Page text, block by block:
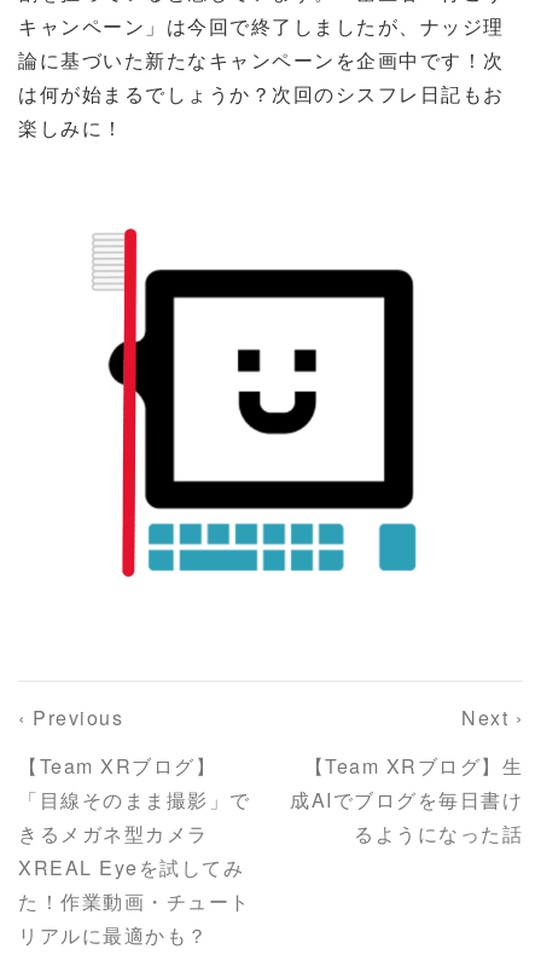
キャンペーン」は今回で終了しましたが、ナッジ理
論に基づいた新たなキャンペーンを企画中です！次
は何が始まるでしょうか？次回のシスフレ日記もお
楽しみに！
‹ Previous
【Team XRブログ】
「目線そのまま撮影」で
きるメガネ型カメラ
XREAL Eyeを試してみ
た！作業動画・チュート
リアルに最適かも？
Next ›
【Team XRブログ】生
成AIでブログを毎日書け
るようになった話